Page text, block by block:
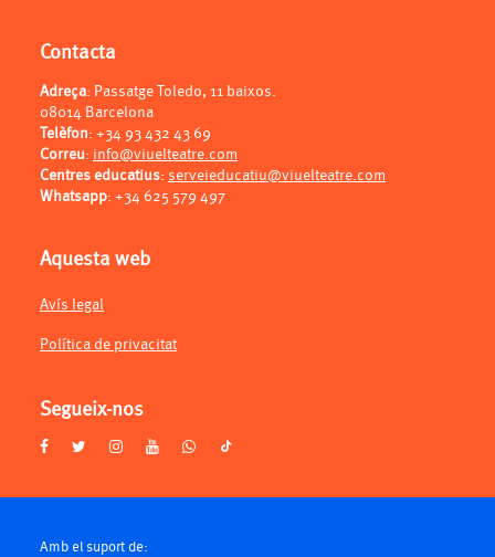
Contacta
Adreça: Passatge Toledo, 11 baixos.
08014 Barcelona
Telèfon: +34 93 432 43 69
Correu: info@viuelteatre.com
Centres educatius: serveieducatiu@viuelteatre.com
Whatsapp: +34 625 579 497
Aquesta web
Avís legal
Política de privacitat
Segueix-nos
Amb el suport de: